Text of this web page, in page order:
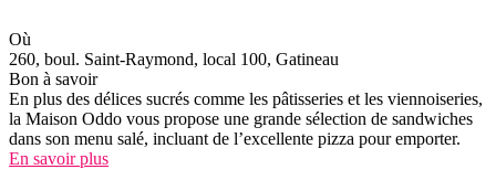
Où
260, boul. Saint-Raymond, local 100, Gatineau
Bon à savoir
En plus des délices sucrés comme les pâtisseries et les viennoiseries,
la Maison Oddo vous propose une grande sélection de sandwiches
dans son menu salé, incluant de l’excellente pizza pour emporter.
En savoir plus